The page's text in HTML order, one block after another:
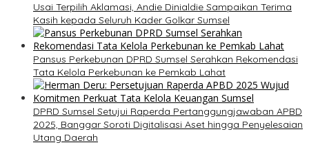
Usai Terpilih Aklamasi, Andie Dinialdie Sampaikan Terima
Kasih kepada Seluruh Kader Golkar Sumsel
Pansus Perkebunan DPRD Sumsel Serahkan Rekomendasi
Tata Kelola Perkebunan ke Pemkab Lahat
DPRD Sumsel Setujui Raperda Pertanggungjawaban APBD
2025, Banggar Soroti Digitalisasi Aset hingga Penyelesaian
Utang Daerah